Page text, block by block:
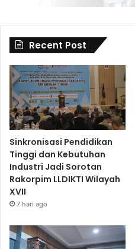
Recent Post
Sinkronisasi Pendidikan
Tinggi dan Kebutuhan
Industri Jadi Sorotan
Rakorpim LLDIKTI Wilayah
XVII
7 hari ago